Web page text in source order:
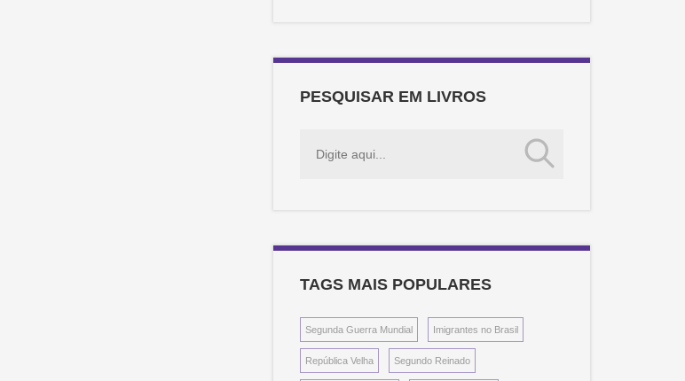
PESQUISAR EM LIVROS
TAGS MAIS POPULARES
Segunda Guerra Mundial Imigrantes no Brasil
República Velha Segundo Reinado